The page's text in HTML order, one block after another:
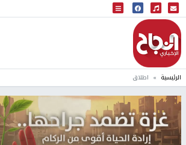
البث المباشر
إذاعة النجاح
الرئيسية اطلاق